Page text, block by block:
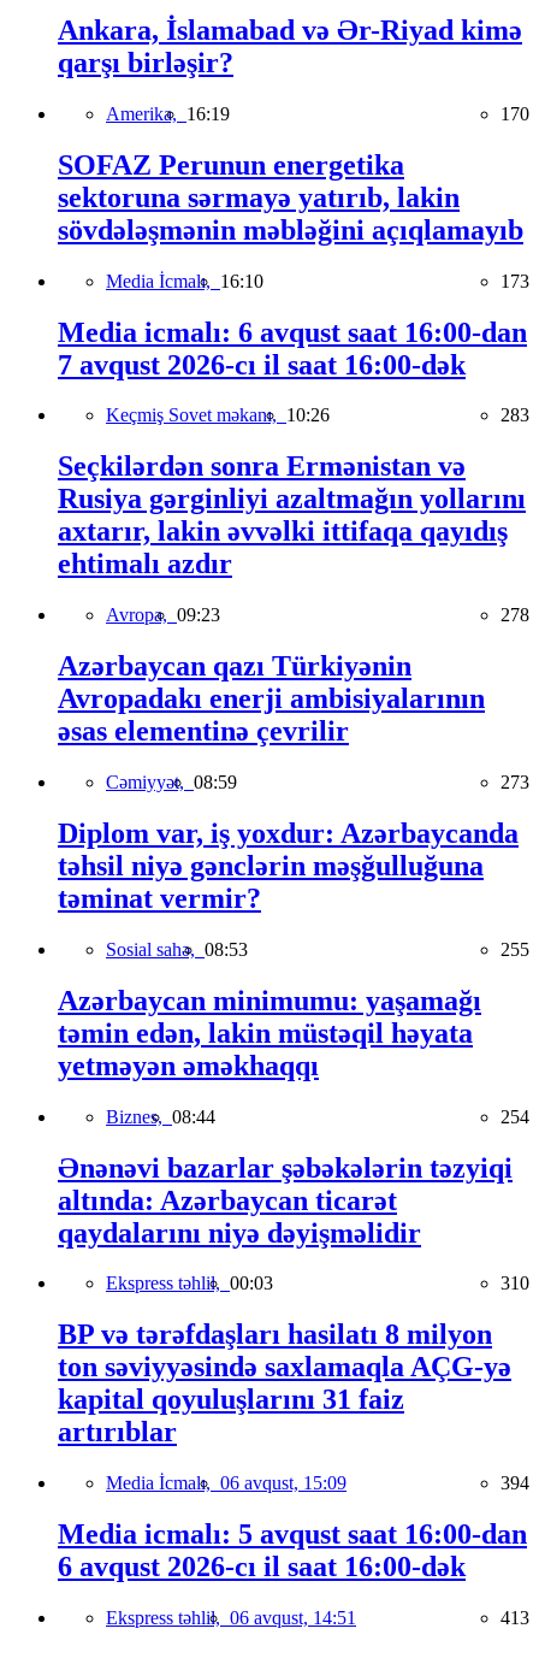
Ankara, İslamabad və Ər-Riyad kimə
qarşı birləşir?
Amerika, 16:19 170
SOFAZ Perunun energetika
sektoruna sərmayə yatırıb, lakin
sövdələşmənin məbləğini açıqlamayıb
Media İcmalı, 16:10 173
Media icmalı: 6 avqust saat 16:00-dan
7 avqust 2026-cı il saat 16:00-dək
Keçmiş Sovet məkanı, 10:26 283
Seçkilərdən sonra Ermənistan və
Rusiya gərginliyi azaltmağın yollarını
axtarır, lakin əvvəlki ittifaqa qayıdış
ehtimalı azdır
Avropa, 09:23 278
Azərbaycan qazı Türkiyənin
Avropadakı enerji ambisiyalarının
əsas elementinə çevrilir
Cəmiyyət, 08:59 273
Diplom var, iş yoxdur: Azərbaycanda
təhsil niyə gənclərin məşğulluğuna
təminat vermir?
Sosial sahə, 08:53 255
Azərbaycan minimumu: yaşamağı
təmin edən, lakin müstəqil həyata
yetməyən əməkhaqqı
Biznes, 08:44 254
Ənənəvi bazarlar şəbəkələrin təzyiqi
altında: Azərbaycan ticarət
qaydalarını niyə dəyişməlidir
Ekspress təhlil, 00:03 310
BP və tərəfdaşları hasilatı 8 milyon
ton səviyyəsində saxlamaqla AÇG-yə
kapital qoyuluşlarını 31 faiz
artırıblar
Media İcmalı, 06 avqust, 15:09 394
Media icmalı: 5 avqust saat 16:00-dan
6 avqust 2026-cı il saat 16:00-dək
Ekspress təhlil, 06 avqust, 14:51 413